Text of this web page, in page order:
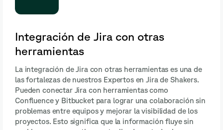
Integración de Jira con otras
herramientas
La integración de Jira con otras herramientas es una de
las fortalezas de nuestros Expertos en Jira de Shakers.
Pueden conectar Jira con herramientas como
Confluence y Bitbucket para lograr una colaboración sin
problemas entre equipos y mejorar la visibilidad de los
proyectos. Esto significa que la información fluye sin